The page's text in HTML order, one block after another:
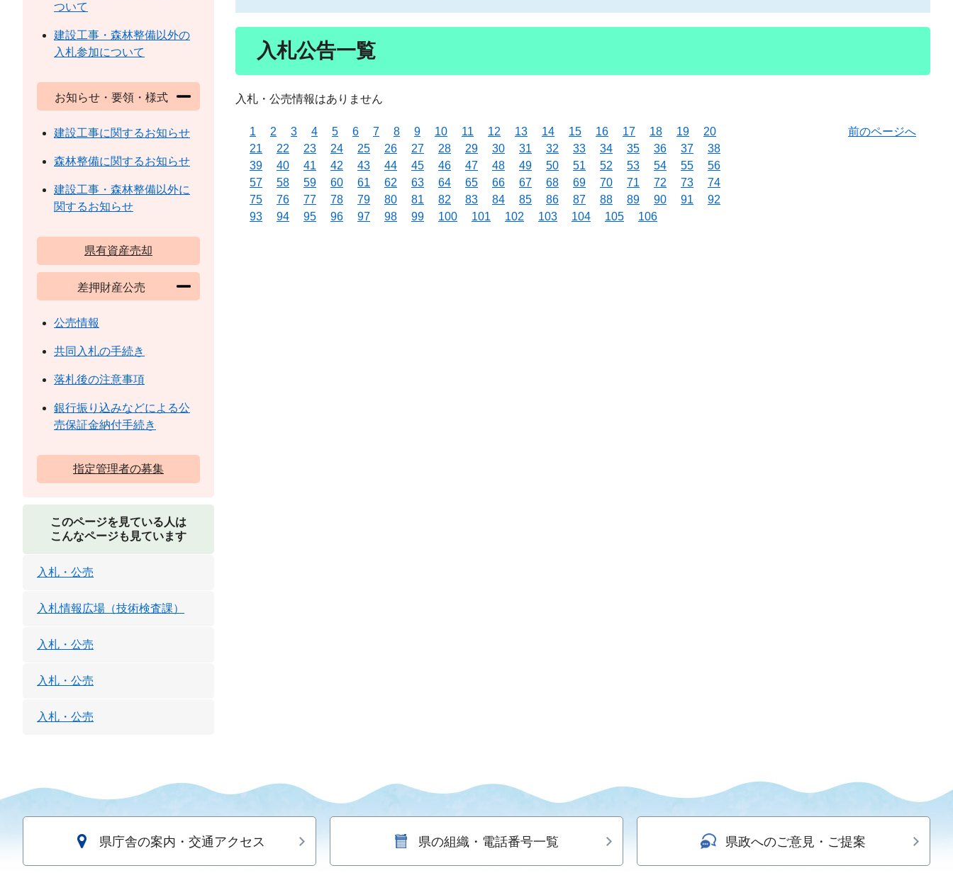
入札公告一覧
入札・公売情報はありません
1 2 3 4 5 6 7 8 9 10 11 12 13 14 15 16 17 18 19
20
21
22 23 24 25 26 27 28 29 30 31 32 33 34 35 36 37
38
39
40 41 42 43 44 45 46 47 48 49 50 51 52 53 54 55
56
57
58 59 60 61 62 63 64 65 66 67 68 69 70 71 72 73
74
75
76 77 78 79 80 81 82 83 84 85 86 87 88 89 90 91
92
93
94 95 96 97 98 99 100 101 102 103 104 105 106
前のページへ
ついて
建設工事・森林整備以外の
入札参加について
お知らせ・要領・様式
建設工事に関するお知らせ
森林整備に関するお知らせ
建設工事・森林整備以外に
関するお知らせ
県有資産売却
差押財産公売
公売情報
共同入札の手続き
落札後の注意事項
銀行振り込みなどによる公
売保証金納付手続き
指定管理者の募集
このページを見ている人は
こんなページも見ています
入札・公売
入札情報広場（技術検査課）
入札・公売
入札・公売
入札・公売
県庁舎の案内・交通アクセス 県の組織・電話番号一覧 県政へのご意見・ご提案